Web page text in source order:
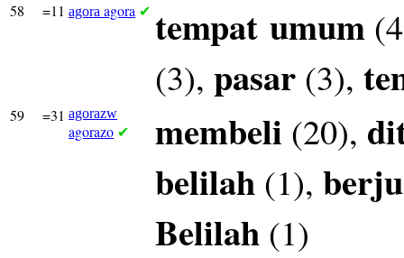
58 =11 agora agora ✔ tempat umum
(3), pasar (3),
59 =31 agorazw
agorazo ✔ membeli (20),
belilah (1),
Belilah (1)